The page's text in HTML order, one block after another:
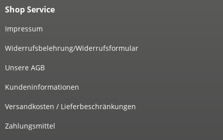
Shop Service
Impressum
Widerrufsbelehrung/Widerrufsformular
Unsere AGB
Kundeninformationen
Versandkosten / Lieferbeschränkungen
Zahlungsmittel